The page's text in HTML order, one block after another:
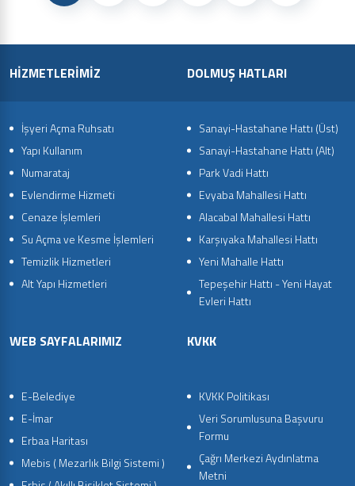
HİZMETLERİMİZ
İşyeri Açma Ruhsatı
Yapı Kullanım
Numarataj
Evlendirme Hizmeti
Cenaze İşlemleri
Su Açma ve Kesme İşlemleri
Temizlik Hizmetleri
Alt Yapı Hizmetleri
DOLMUŞ HATLARI
Sanayi-Hastahane Hattı (Üst)
Sanayi-Hastahane Hattı (Alt)
Park Vadi Hattı
Evyaba Mahallesi Hattı
Alacabal Mahallesi Hattı
Karşıyaka Mahallesi Hattı
Yeni Mahalle Hattı
Tepeşehir Hattı - Yeni Hayat
Evleri Hattı
WEB SAYFALARIMIZ
E-Belediye
E-İmar
Erbaa Haritası
Mebis ( Mezarlık Bilgi Sistemi )
KVKK
KVKK Politikası
Veri Sorumlusuna Başvuru
Formu
Çağrı Merkezi Aydınlatma
Metni